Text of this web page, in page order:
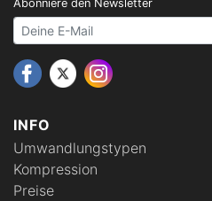
INFO
Umwandlungstypen
Kompression
Preise
Abonniere den Newsletter
Your email address